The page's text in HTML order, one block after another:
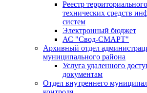
Реестр
технических средств
систем
Электронный бюджет
АС "Свод-СМАРТ"
Архивный отдел
муниципального района
Услуга удаленного
документам
Отдел внутреннего